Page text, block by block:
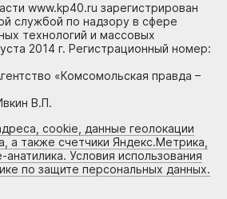
www.kp40.ru зарегистрирован
службой по надзору в сфере
технологий и массовых
2014 г. Регистрационный номер:
«Комсомольская правда –
В.П.
cookie, данные геолокации
а также счетчики Яндекс.Метрика,
Условия использования
по защите персональных данных.